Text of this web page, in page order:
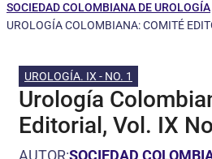
SOCIEDAD COLOMBIANA DE UROLOGÍA
UROLOGÍA COLOMBIANA: COMITÉ
UROLOGÍA. IX - NO. 1
Urología
Editorial, Vol. IX
AUTOR:SOCIEDAD